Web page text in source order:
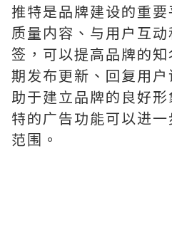
推特是品牌建设的重
质量内容、与用户互
签，可以提高品牌的
期发布更新、回复用
助于建立品牌的良好
特的广告功能可以进
范围。